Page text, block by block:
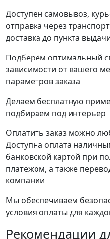
Доступен самовывоз,
отправка через
доставка до пункта
Подберём оптимальный
зависимости от вашего
параметров заказа
Делаем бесплатную
подбираем под интерьер
Оплатить заказ можно
Доступна оплата
банковской картой при
платежом, а также
компании
Мы обеспечиваем
условия оплаты для
Рекомендации